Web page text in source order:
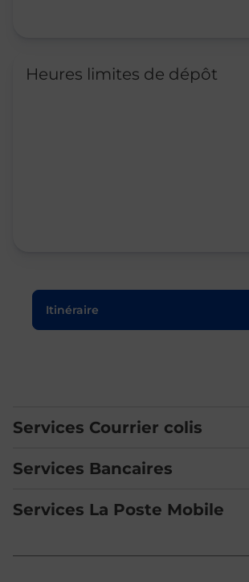
Heures limites de dépôt
Itinéraire
Le lien s'ouvre dans un nouvel onglet
Services Courrier colis
Services Bancaires
Services La Poste Mobile